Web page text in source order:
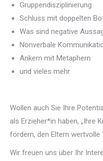
Gruppendisziplinierung
Schluss mit doppelten
Was sind negative
Nonverbale
Ankern mit Metaphern
und vieles mehr
Wollen auch Sie Ihre
als Erzieher*in haben, „Ihre
fördern, den Eltern
Wir freuen uns über Ihr